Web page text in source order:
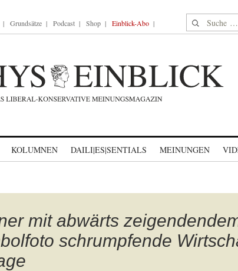
Grundsätze Podcast Shop Einblick-Abo Suche nach:
KOLUMNEN DAILI|ES|SENTIALS MEINUNGEN
mit abwärts
schrumpfende